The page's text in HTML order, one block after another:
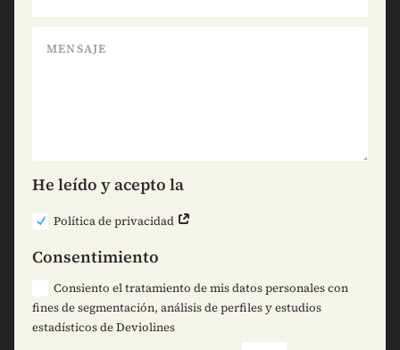
He leído y acepto la
Política de privacidad
Consentimiento
Consiento el tratamiento de mis datos personales con
fines de segmentación, análisis de perfiles y estudios
estadísticos de Deviolines